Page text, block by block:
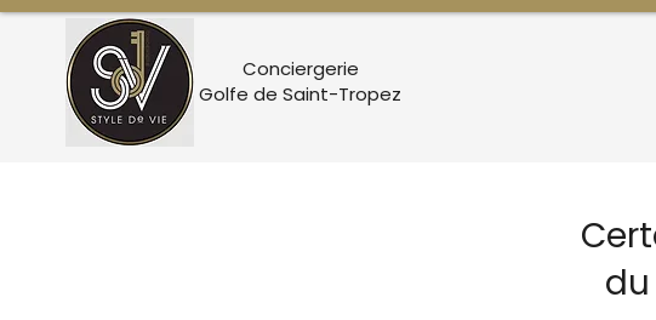
Conciergerie
Golfe de Saint-Tropez